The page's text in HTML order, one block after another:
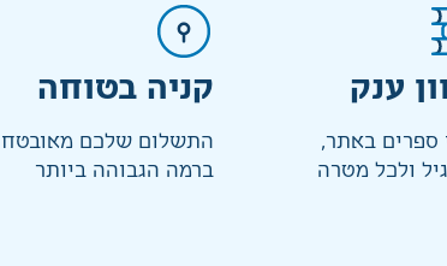
ענק
ספרים באתר,
ולכל מטרה
קניה בטוחה
התשלום שלכם מאובטח
ברמה הגבוהה ביותר